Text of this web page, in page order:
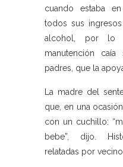
cuando estaba
todos sus
alcohol, por
manutención
padres, que la
La madre del
que, en una
con un cuchillo:
bebe”, dijo.
relatadas por